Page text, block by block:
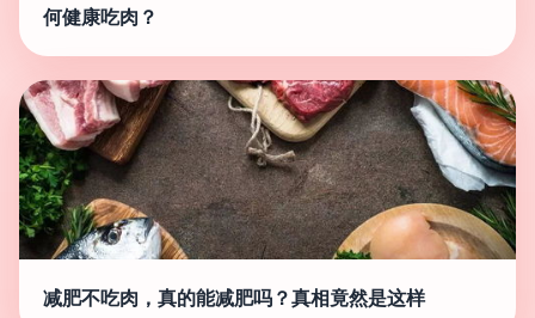
何健康吃肉？
减肥不吃肉，真的能减肥吗？真相竟然是这样